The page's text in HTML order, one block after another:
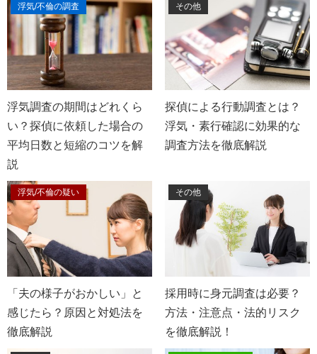
浮気/不倫の調査
浮気調査の期間はどれくら
い？探偵に依頼した場合の
平均日数と短縮のコツを解
説
その他
探偵による行動調査とは？
浮気・素行確認に効果的な
調査方法を徹底解説
浮気/不倫の疑い
「夫の様子がおかしい」と
感じたら？原因と対処法を
徹底解説
その他
採用時に身元調査は必要？
方法・注意点・法的リスク
を徹底解説！